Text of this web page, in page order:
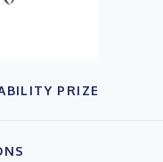
PRIZE